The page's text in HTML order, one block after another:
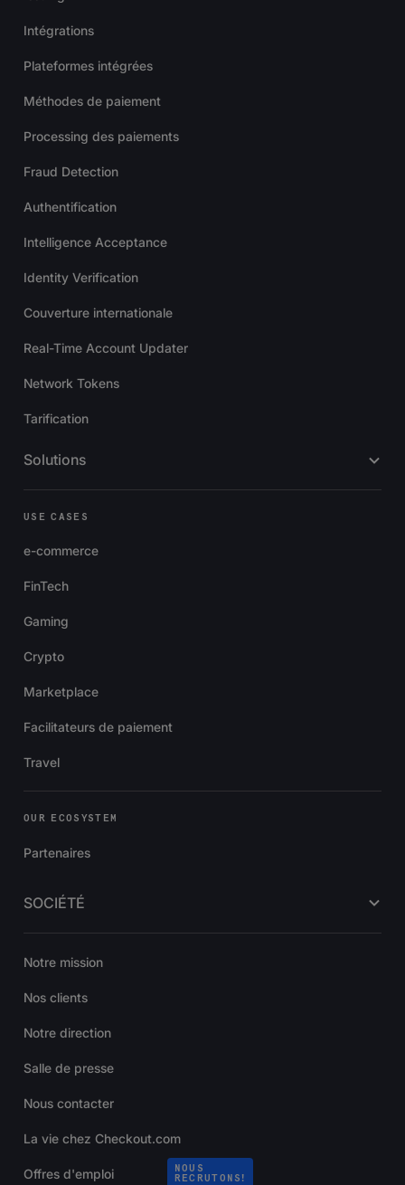
Intégrations
Plateformes intégrées
Méthodes de paiement
Processing des paiements
Fraud Detection
Authentification
Intelligence Acceptance
Identity Verification
Couverture internationale
Real-Time Account Updater
Network Tokens
Tarification
Solutions
USE CASES
e-commerce
FinTech
Gaming
Crypto
Marketplace
Facilitateurs de paiement
Travel
OUR ECOSYSTEM
Partenaires
SOCIÉTÉ
Notre mission
Nos clients
Notre direction
Salle de presse
Nous contacter
La vie chez Checkout.com
Offres d'emploi
NOUS
RECRUTONS!